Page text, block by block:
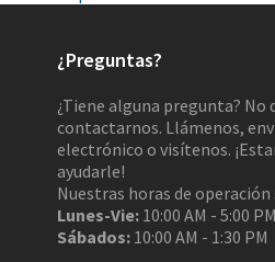
¿Preguntas?
¿Tiene alguna pregunta? No
contactarnos. Llámenos,
electrónico o visítenos.
ayudarle!
Nuestras horas de operación
Lunes-Vie: 10:00 AM - 5:00 PM
Sábados: 10:00 AM - 1:30 PM